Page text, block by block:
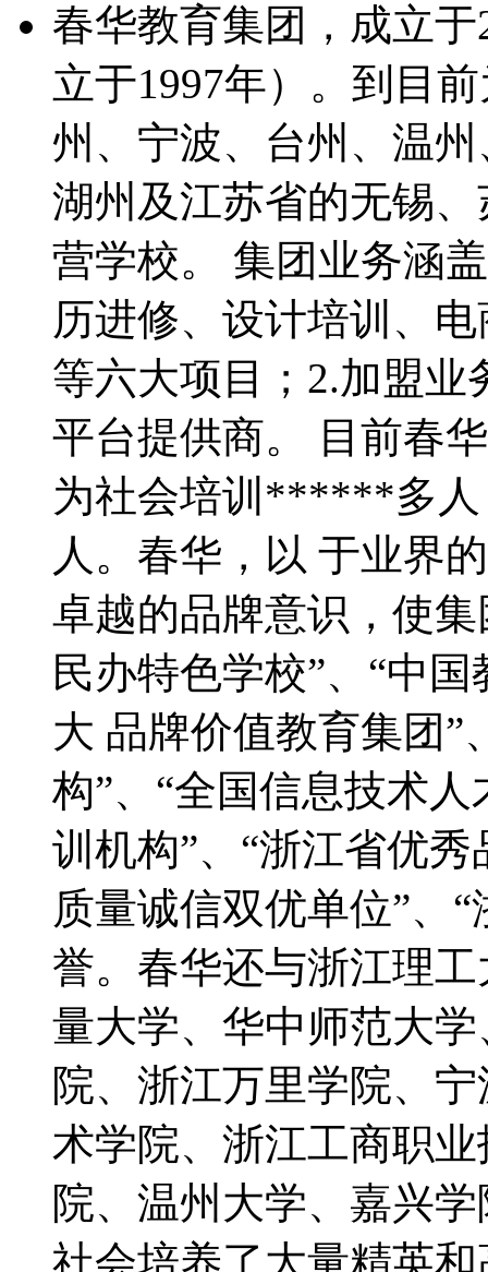
春华教育集团，成立
立于1997年）。到目
州、宁波、台州、温
湖州及江苏省的无锡
营学校。 集团业务涵
历进修、设计培训、
等六大项目；2.加盟
平台提供商。 目前春
为社会培训******多人
人。春华，以 于业界
卓越的品牌意识，使
民办特色学校”、“中
大 品牌价值教育集团”
构”、“全国信息技术
训机构”、“浙江省优
质量诚信双优单位”、
誉。春华还与浙江理
量大学、华中师范大
院、浙江万里学院、
术学院、浙江工商职
院、温州大学、嘉兴
社会培养了大量精英